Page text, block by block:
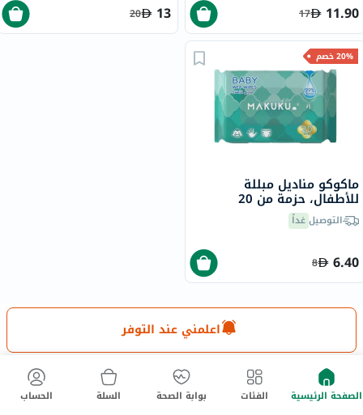
اعلمني عند التوفر
11.90
17
13
20
20% خصم
ماكوكو مناديل مبللة
للأطفال، حزمة من 20
التوصيلغداً
6.40
8
نحن هنا لمساعدتك!
مركز المساعدة الصفحة الرئيسية الفئات بوابة الصحة السلة الحساب